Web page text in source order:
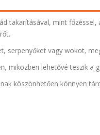
takarításával, mint
serpenyőket vagy wokot,
miközben lehetővé teszik a
köszönhetően könnyen